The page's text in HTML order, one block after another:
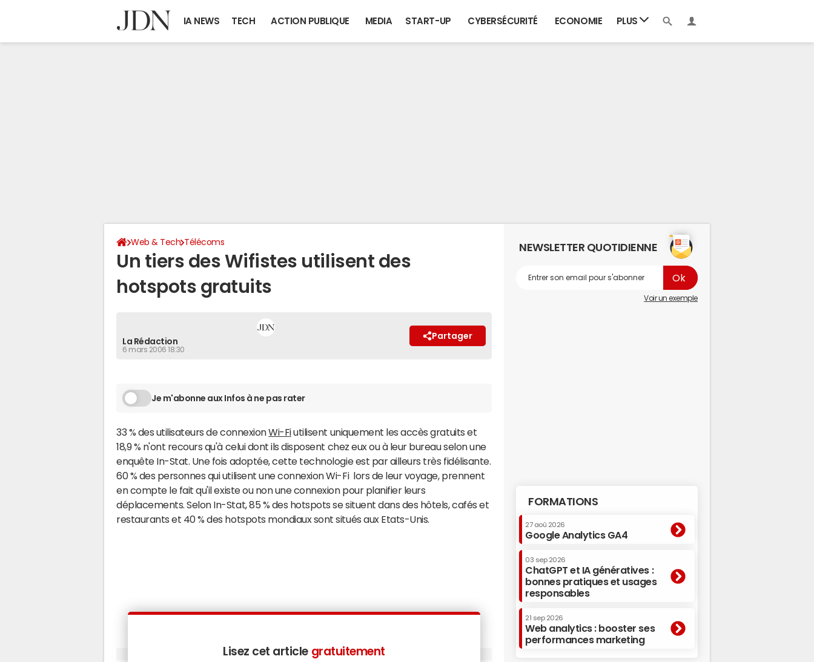
IA NEWS TECH ACTION PUBLIQUE MEDIA START-UP CYBERSÉCURITÉ ECONOMIE PLUS
Web & Tech Télécoms
Un tiers des Wifistes utilisent des
hotspots gratuits
La Rédaction
6 mars 2006 18:30
Partager
Je m'abonne aux Infos à ne pas rater
33 % des utilisateurs de connexionWi-Fiutilisent uniquement les accès gratuits et
18,9 % n'ont recours qu'à celui dont ils disposent chez eux ou à leur bureau selon une
enquête In-Stat. Une fois adoptée, cette technologie est par ailleurs très fidélisante.
60 % des personnes qui utilisent une connexion Wi-Fi lors de leur voyage, prennent
en compte le fait qu'il existe ou non une connexion pour planifier leurs
déplacements. Selon In-Stat, 85 % des hotspots se situent dans des hôtels, cafés et
restaurants et 40 % des hotspots mondiaux sont situés aux Etats-Unis.
Lisez cet article gratuitement
NEWSLETTER QUOTIDIENNE
Voir un exemple
FORMATIONS
27 aoû 2026
Google Analytics GA4
03 sep 2026
ChatGPT et IA génératives :
bonnes pratiques et usages
responsables
21 sep 2026
Web analytics : booster ses
performances marketing